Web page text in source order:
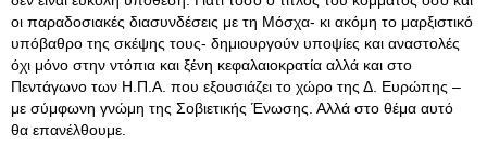
οι παραδοσιακές διασυνδέσεις με τη Μόσχα- κι ακόμη το μαρξιστικό
υπόβαθρο της σκέψης τους- δημιουργούν υποψίες και αναστολές
όχι μόνο στην ντόπια και ξένη κεφαλαιοκρατία αλλά και στο
Πεντάγωνο των Η.Π.Α. που εξουσιάζει το χώρο της Δ. Ευρώπης –
με σύμφωνη γνώμη της Σοβιετικής Ένωσης. Αλλά στο θέμα αυτό
θα επανέλθουμε.